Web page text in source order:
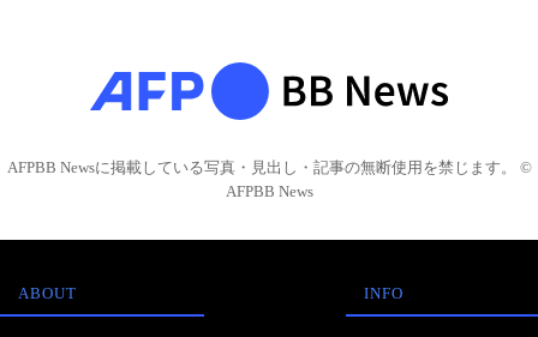
AFPBB Newsに掲載している写真・見出し・記事の無断使用を禁じます。 ©
AFPBB News
ABOUT INFO